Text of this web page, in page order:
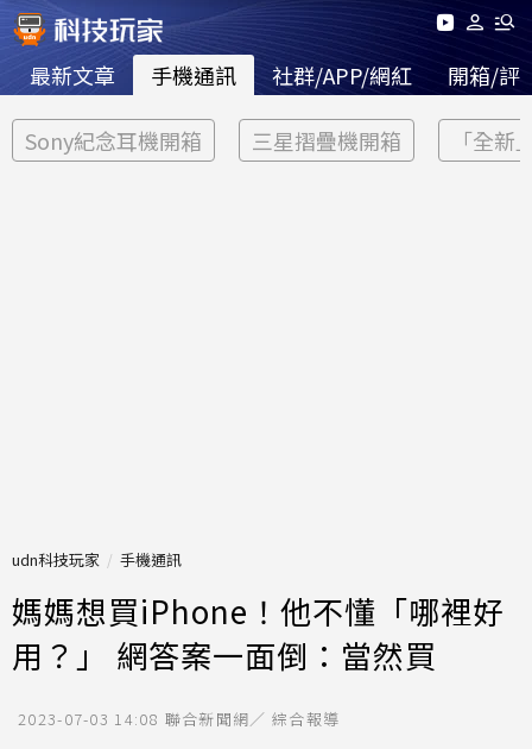
最新文章 手機通訊 社群/APP/網紅 開箱/評
Sony紀念耳機開箱 三星摺疊機開箱 「全新
udn科技玩家 手機通訊
媽媽想買iPhone！他不懂「哪裡好
用？」 網答案一面倒：當然買
2023-07-03 14:08 聯合新聞網／ 綜合報導